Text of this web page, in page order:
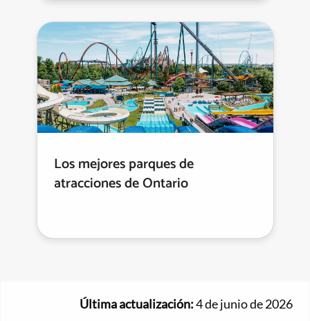
Los mejores parques de
atracciones de Ontario
Última actualización:4 de junio de 2026